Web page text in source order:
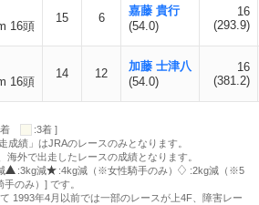
16頭
15 6
嘉藤 貴行
(54.0)
16
(293.9)
16頭
14 12
加藤 士津八
(54.0)
16
(381.2)
着
:3着 ]
績」はJRAのレースのみとなります。
外で出走したレースの成績となります。
:3kg減 :4kg減（※女性騎手のみ）
:2kg減（※5
のみ）] です。
1993年4月以前では一部のレースが上4F、障害レー